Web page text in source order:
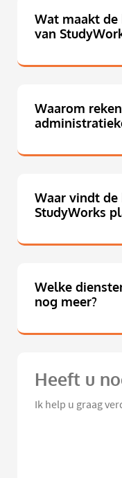
Wat maakt
van
Waarom
Waar vindt
StudyWorks
Welke
nog meer?
Heeft u
Ik help u graag